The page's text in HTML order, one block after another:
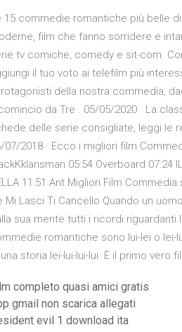
15 commedie romantiche più belle
film che fanno sorridere e
tv comiche, comedy e sit-com.
il tuo voto ai telefilm più
della nostra commedia,
da Tre . 05/05/2020 · La
delle serie consigliate, leggi le
07/2018 · Ecco i migliori film
05:54 Overboard 07:24
11:51 Ant Migliori Film
Mi Lasci Ti Cancello Quando un
sua mente tutti i ricordi
romantiche sono lui-lei o lei-
storia lei-lui-lui-lui. È il primo vero
completo quasi amici gratis
gmail non scarica allegati
evil 1 download ita